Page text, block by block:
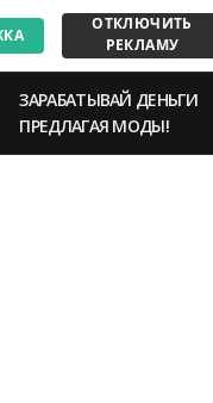
ОТКЛЮЧИТЬ
РЕКЛАМУ
ЗАРАБАТЫВАЙ ДЕНЬГИ
ПРЕДЛАГАЯ МОДЫ!